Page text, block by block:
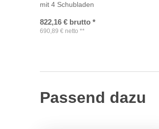
mit 4 Schubladen
822,16 € brutto *
690,89 € netto **
Passend dazu